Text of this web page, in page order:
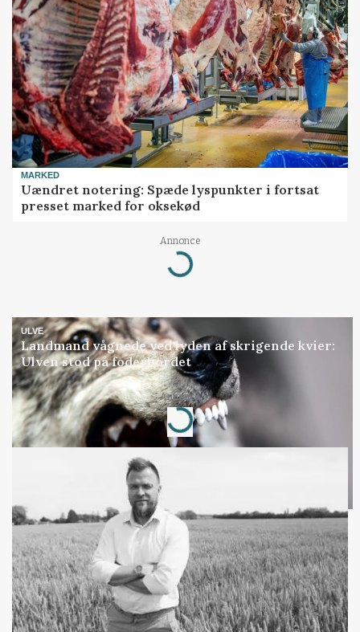
MARKED
Uændret notering: Spæde lyspunkter i fortsat
presset marked for oksekød
Annonce
Loading...
ULVE
Landmand vågnede ved lyden af skrigende kvier:
Ulven stod på foderbordet
Annonce
Loading...